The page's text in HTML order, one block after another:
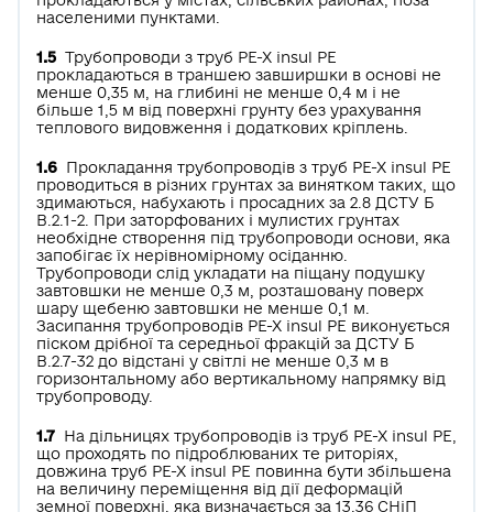
населеними пунктами.
1.5 Трубопроводи з труб РЕ-Х insul РЕ
прокладаються в траншею завширшки в основі не
менше 0,35 м, на глибині не менше 0,4 м і не
більше 1,5 м від поверхні грунту без урахування
теплового видовження і додаткових кріплень.
1.6 Прокладання трубопроводів з труб РЕ-Х insul РЕ
проводиться в різних грунтах за винятком таких, що
здимаються, набухають і просадних за 2.8 ДСТУ Б
В.2.1-2. При заторфованих і мулистих грунтах
необхідне створення під трубопроводи основи, яка
запобігає їх нерівномірному осіданню.
Трубопроводи слід укладати на піщану подушку
завтовшки не менше 0,3 м, розташовану поверх
шару щебеню завтовшки не менше 0,1 м.
Засипання трубопроводів РЕ-Х insul РЕ виконується
піском дрібної та середньої фракцій за ДСТУ Б
В.2.7-32 до відстані у світлі не менше 0,3 м в
горизонтальному або вертикальному напрямку від
трубопроводу.
1.7 На дільницях трубопроводів із труб РЕ-Х insul РЕ,
що проходять по підроблюваних те­ риторіях,
довжина труб РЕ-Х insul РЕ повинна бути збільшена
на величину переміщення від дії деформацій
земної поверхні, яка визначається за 13.36 СНіП